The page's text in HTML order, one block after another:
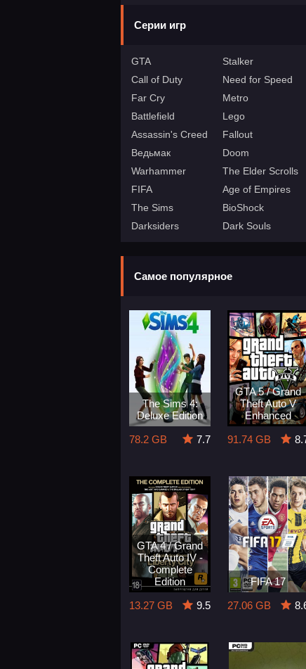
Серии игр
GTA
Stalker
Call of Duty
Need for Speed
Far Cry
Metro
Battlefield
Lego
Assassin's Creed
Fallout
Ведьмак
Doom
Warhammer
The Elder Scrolls
FIFA
Age of Empires
The Sims
BioShock
Darksiders
Dark Souls
Самое популярное
The Sims 4:
Deluxe Edition
78.2 GB
7.7
GTA 5 / Grand
Theft Auto V
Enhanced
91.74 GB
GTA 4 / Grand
Theft Auto IV -
Complete
Edition
13.27 GB
9.5
FIFA 17
27.06 GB